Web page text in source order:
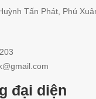
Tấn Phát, Phú
đại diện